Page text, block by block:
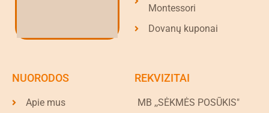
Montessori
Dovanų kuponai
NUORODOS
Apie mus
REKVIZITAI
MB ,,SĖKMĖS POSŪKIS"